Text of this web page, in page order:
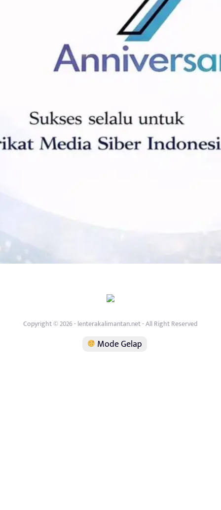
Copyright © 2026 - lenterakalimantan.net - All Right Reserved
Mode Gelap